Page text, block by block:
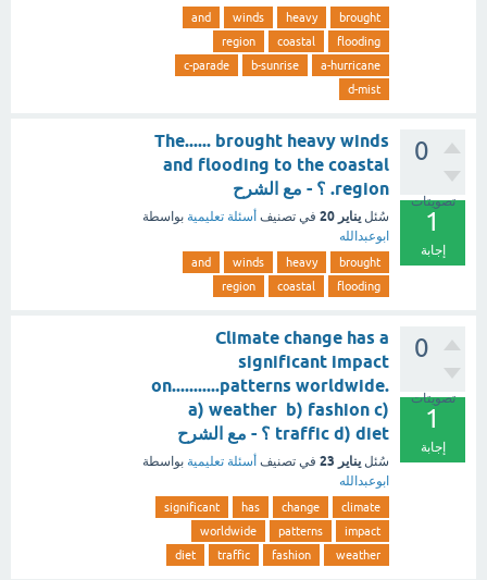
brought
heavy
winds
and
flooding
coastal
region
a-hurricane
b-sunrise
c-parade
d-mist
0
تصويتات
1
إجابة
The...... brought heavy winds
and flooding to the coastal
region. ؟ - مع الشرح
سُئل يناير 20 في تصنيف أسئلة تعليمية بواسطة
ابوعبدالله
brought
heavy
winds
and
flooding
coastal
region
0
تصويتات
1
إجابة
Climate change has a
significant impact
on...........patterns worldwide.
a) weather b) fashion c)
traffic d) diet ؟ - مع الشرح
سُئل يناير 23 في تصنيف أسئلة تعليمية بواسطة
ابوعبدالله
climate
change
has
significant
impact
patterns
worldwide
weather
fashion
traffic
diet